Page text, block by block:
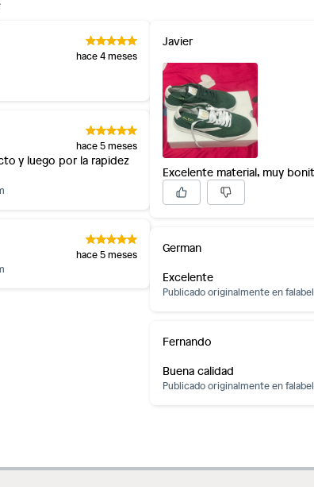
para bebés.
instalados.
hace 4 meses
hace 5 meses
y luego por la rapidez
hace 5 meses
Javier
Excelente material, muy
German
Excelente
Publicado originalmente en
Fernando
Buena calidad
Publicado originalmente en